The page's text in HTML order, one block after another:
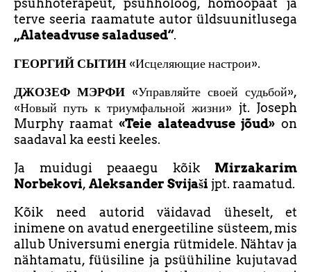
psühhoterapeut, psühholoog, homöopaat ja
terve seeria raamatute autor üldsuunitlusega
„Alateadvuse saladused“.
ГЕОРГИЙ СЫТИН «Исцеляющие настрои».
ДЖОЗЕФ МЭРФИ «Управляйте своей судьбой»,
«Новый путь к триумфальной жизни» jt. Joseph
Murphy raamat«Teie alateadvuse jõud» on
saadaval ka eesti keeles.
Ja muidugi peaaegu kõik Mirzakarim
Norbekovi, Aleksander Svijaši jpt. raamatud.
Kõik need autorid väidavad üheselt, et
inimene on avatud energeetiline süsteem, mis
allub Universumi energia rütmidele. Nähtav ja
nähtamatu, füüsiline ja psüühiline kujutavad